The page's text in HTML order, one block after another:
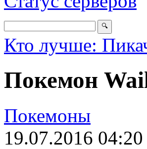
Кто лучше:
Покемон
Покемоны
19.07.2016 04:20